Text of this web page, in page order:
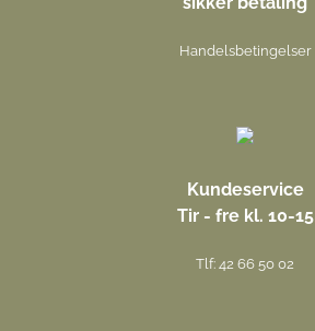
Handelsbetingelser
Kundeservice
Tir - fre kl. 10-15
Tlf: 42 66 50 02